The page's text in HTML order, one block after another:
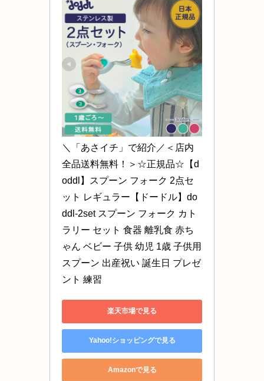
＼「あさイチ」で紹介／＜店内
全品送料無料！＞☆正規品☆【d
oddl】スプーン フォーク 2点セ
ット レギュラー【ドードル】do
ddl-2set スプーン フォーク カト
ラリー セット 食器 離乳食 赤ち
ゃん ベビー 子供 幼児 1歳 子供用
スプーン 出産祝い 誕生日 プレゼ
ント 練習
楽天市場で見る
Yahoo!ショッピングで見る
Amazonで見る